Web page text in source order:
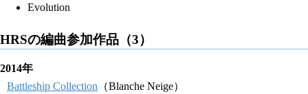
Evolution
HRSの編曲参加作品（3）
2014年
Battleship Collection （Blanche Neige）